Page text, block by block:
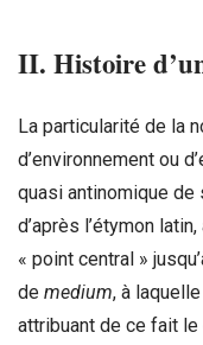
II. Histoire
La particularité de la
d’environnement ou
quasi antinomique de
d’après l’étymon latin,
« point central »
de medium, à
attribuant de ce fait le